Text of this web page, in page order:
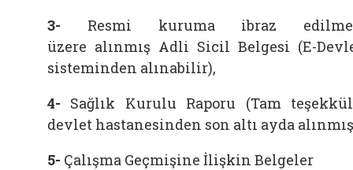
3- Resmi kuruma ibraz
üzere alınmış Adli Sicil Belgesi (E-
sisteminden alınabilir),
4- Sağlık Kurulu Raporu (Tam
devlet hastanesinden son altı ayda
5- Çalışma Geçmişine İlişkin Belgeler